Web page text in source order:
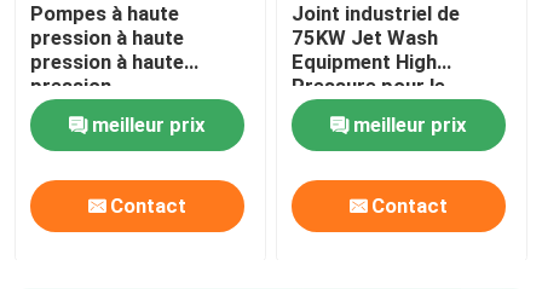
Pompes à haute
pression à haute
pression à haute
pression
meilleur prix
Contact
Joint industriel de
75KW Jet Wash
Equipment High
Pressure pour le
dérouillage
d'enlèvement de
peinture
meilleur prix
Contact